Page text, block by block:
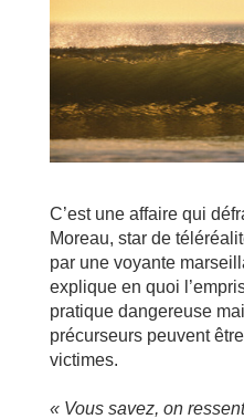
C’est une affaire qui
Moreau, star de
par une voyante
explique en quoi
pratique dangereuse
précurseurs peuvent
victimes.
« Vous savez, on